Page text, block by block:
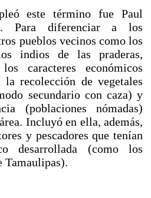
este término fue Paul
. Para diferenciar a los
pueblos vecinos como los
indios de las praderas,
caracteres económicos
la recolección de vegetales
secundario con caza) y
(poblaciones nómadas)
Incluyó en ella, además,
y pescadores que tenían
desarrollada (como los
Tamaulipas).